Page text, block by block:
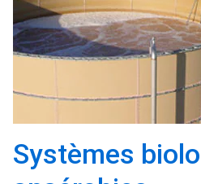
Systèmes